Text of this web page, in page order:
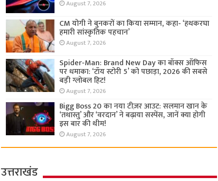
August 7, 2026
CM योगी ने बुनकरों का किया सम्मान, कहा- ‘हथकरघा
हमारी सांस्कृतिक पहचान’
August 7, 2026
Spider-Man: Brand New Day का बॉक्स ऑफिस
पर धमाका: ‘टॉय स्टोरी 5’ को पछाड़ा, 2026 की सबसे
बड़ी ग्लोबल हिट!
August 7, 2026
Bigg Boss 20 का नया टीज़र आउट: सलमान खान के
‘तथास्तु’ और ‘वरदान’ ने बढ़ाया सस्पेंस, जानें क्या होगी
इस बार की थीम!
August 7, 2026
उत्तराखंड